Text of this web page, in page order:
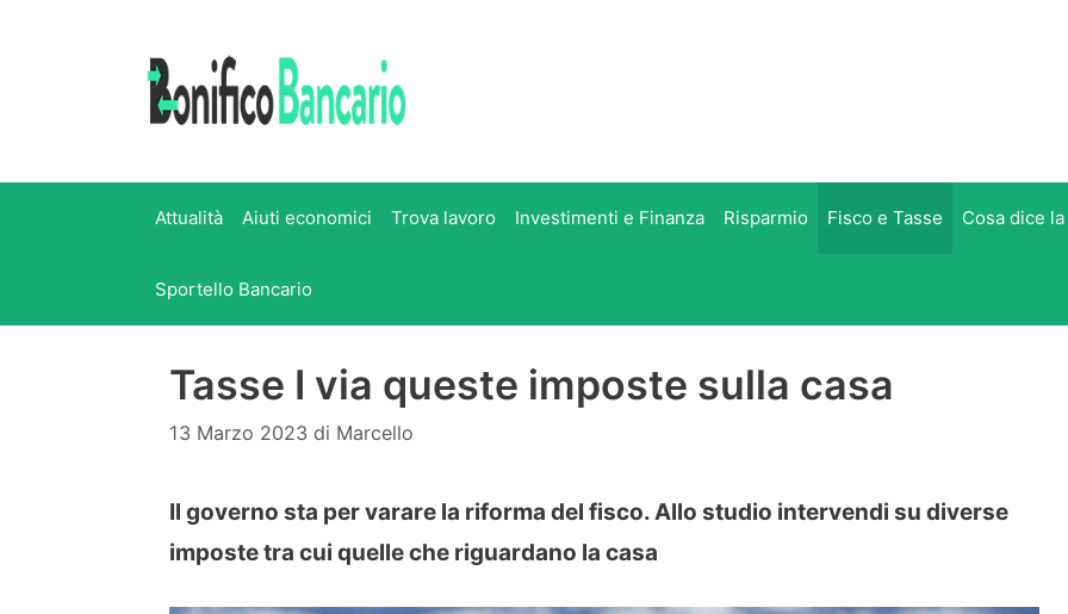
Attualità Aiuti economici Trova lavoro Investimenti e Finanza Risparmio Fisco e Tasse Cosa dice
Sportello Bancario
Tasse I via queste imposte sulla casa
13 Marzo 2023 di Marcello
Il governo sta per varare la riforma del fisco. Allo studio intervendi su diverse
imposte tra cui quelle che riguardano la casa